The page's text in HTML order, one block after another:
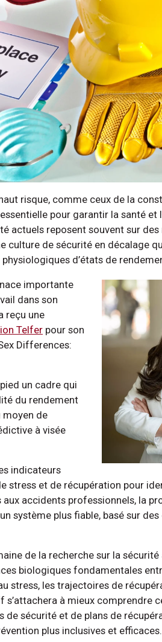
risque, comme ceux de la
pour garantir la santé et
actuels reposent souvent sur des
culture de sécurité en décalage
d’états de
importante
dans son
reçu une
Telfer pour son
Differences:
un cadre qui
du rendement
moyen de
à visée
indicateurs
stress et de récupération pour
accidents professionnels, la
système plus fiable, basé sur des
de la recherche sur la
biologiques fondamentales
stress, les trajectoires de
à mieux comprendre
sécurité et de plans de
plus inclusives et efficaces.